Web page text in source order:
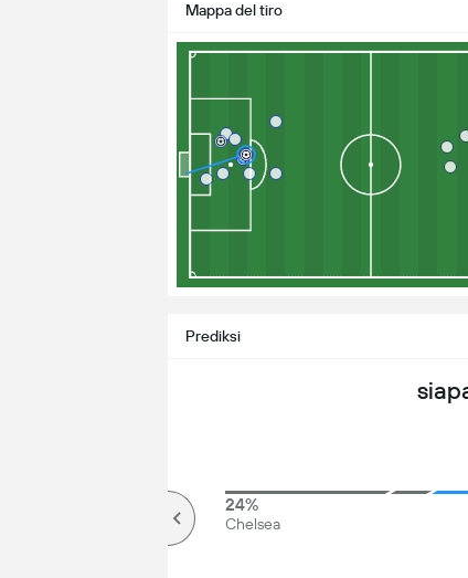
Mappa del tiro
Prediksi
24%
Chelsea